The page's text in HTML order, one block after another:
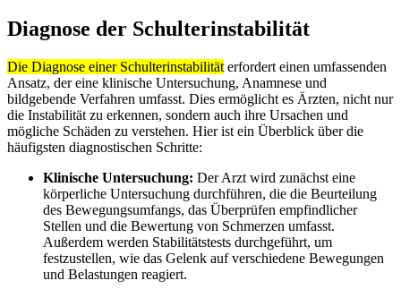
Diagnose der Schulterinstabilität
Die Diagnose einer Schulterinstabilität erfordert einen umfassenden
Ansatz, der eine klinische Untersuchung, Anamnese und
bildgebende Verfahren umfasst. Dies ermöglicht es Ärzten, nicht nur
die Instabilität zu erkennen, sondern auch ihre Ursachen und
mögliche Schäden zu verstehen. Hier ist ein Überblick über die
häufigsten diagnostischen Schritte:
Klinische Untersuchung: Der Arzt wird zunächst eine
körperliche Untersuchung durchführen, die die Beurteilung
des Bewegungsumfangs, das Überprüfen empfindlicher
Stellen und die Bewertung von Schmerzen umfasst.
Außerdem werden Stabilitätstests durchgeführt, um
festzustellen, wie das Gelenk auf verschiedene Bewegungen
und Belastungen reagiert.